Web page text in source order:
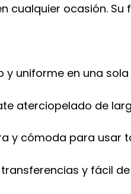
cualquier ocasión.
y uniforme en una
aterciopelado de
y cómoda para usar
y fácil